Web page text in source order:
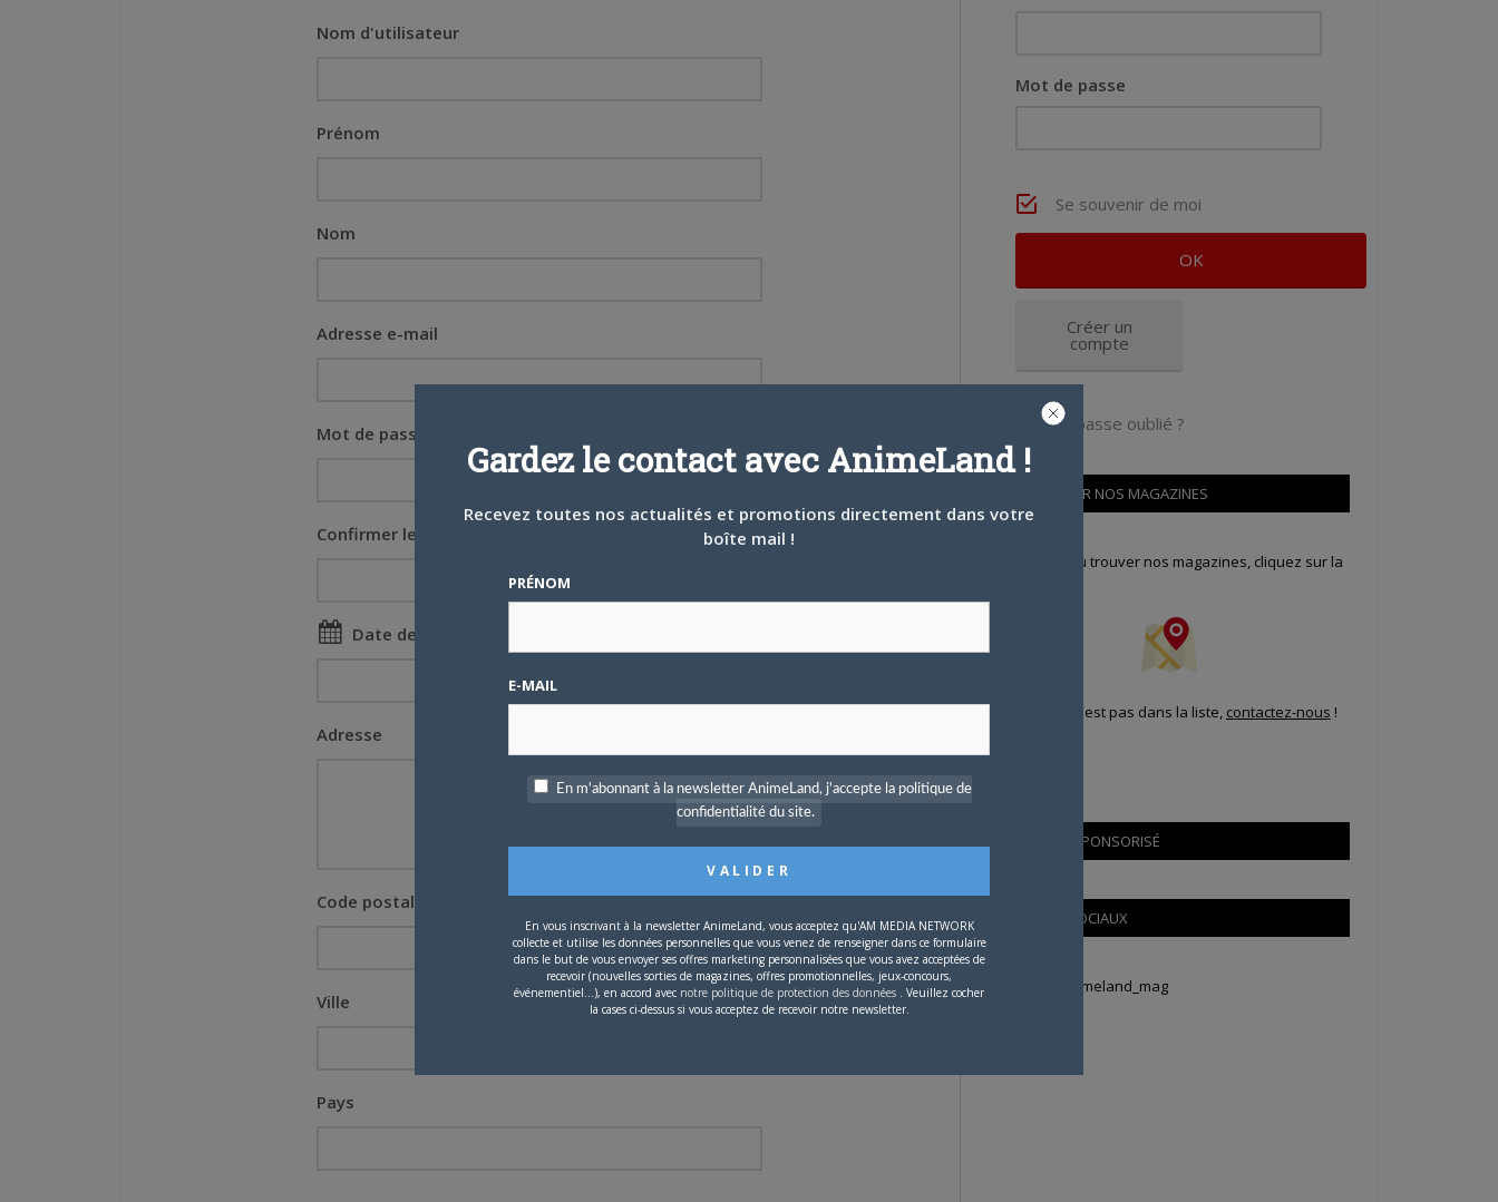
Nom d'utilisateur
Prénom
Nom
Adresse e-mail
Mot de passe
Confirmer le Mot de passe
Date de naissance
Adresse
Code postal
Ville
Pays
Mot de passe
Se souvenir de moi
Créer un
compte
Mot de passe oublié ?
OÙ TROUVER NOS MAGAZINES
Pour savoir où trouver nos magazines, cliquez sur la
Si votre ville n'est pas dans la liste, contactez-nous !
CONTENU SPONSORISÉ
RÉSEAUX SOCIAUX
Tweets by Animeland_mag
Gardez le contact avec AnimeLand !
Recevez toutes nos actualités et promotions directement dans votre
boîte mail !
PRÉNOM
E-MAIL
En m'abonnant à la newsletter AnimeLand, j'accepte la politique de
confidentialité du site.
En vous inscrivant à la newsletter AnimeLand, vous acceptez qu'AM MEDIA NETWORK
collecte et utilise les données personnelles que vous venez de renseigner dans ce formulaire
dans le but de vous envoyer ses offres marketing personnalisées que vous avez acceptées de
recevoir (nouvelles sorties de magazines, offres promotionnelles, jeux-concours,
événementiel...), en accord avec notre politique de protection des données . Veuillez cocher
la cases ci-dessus si vous acceptez de recevoir notre newsletter.